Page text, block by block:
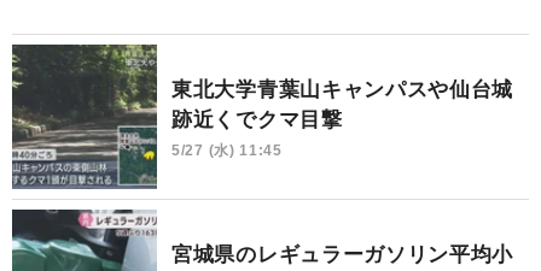
東北大学青葉山キャンパスや仙台城
跡近くでクマ目撃
5/27 (水) 11:45
宮城県のレギュラーガソリン平均小